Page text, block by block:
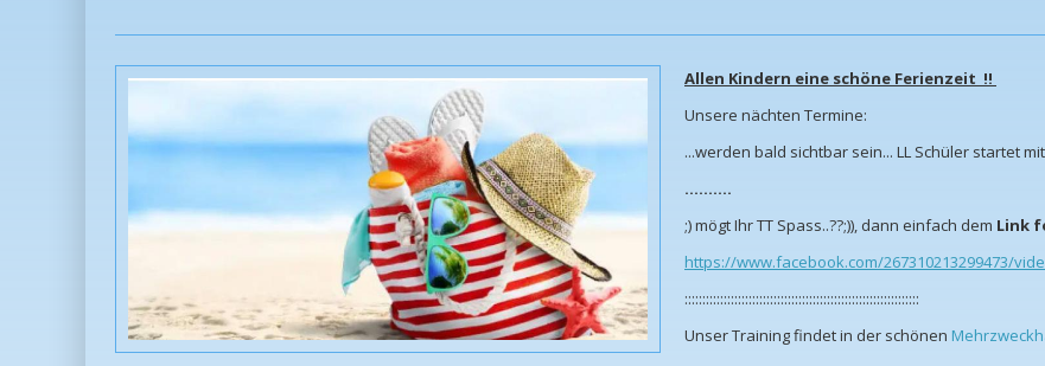
Allen Kindern eine schöne Ferienzeit !!
Unsere nächten Termine:
...werden bald sichtbar sein... LL Schüler startet
..........
;) mögt Ihr TT Spass..??;)), dann einfach dem Link
https://www.facebook.com/267310213299473/
::::::::::::::::::::::::::::::::::::::::::::::::::::::::::::::::::
Unser Training findet in der schönen